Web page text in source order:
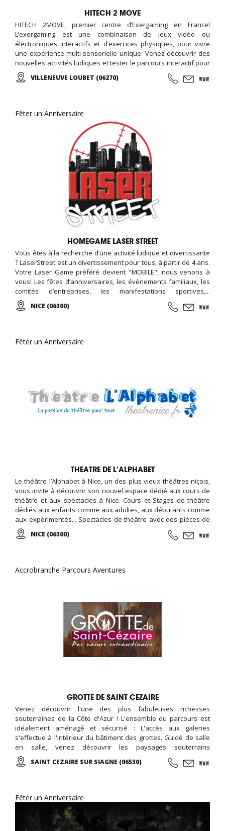
HITECH 2 MOVE
HITECH 2MOVE, premier centre d’Exergaming en France!
L’exergaming est une combinaison de jeux vidéo ou
électroniques interactifs et d’exercices physiques, pour vivre
une expérience multi-sensorielle unique. Venez découvrir des
nouvelles activités ludiques et tester le parcours interactif pour
se dépenser sans y penser ! Sol et mur lumineux, courses de
vélos virtuelles, roue d’escalade, plateformes de danses ‘i-
l’anniversaire de votre enfant. (À partir de 4ans).
VILLENEUVE LOUBET (06270)
Fêter un Anniversaire
HOMEGAME LASER STREET
Vous êtes à la recherche d’une activité ludique et divertissante
? LaserStreet est un divertissement pour tous, à partir de 4 ans.
Votre Laser Game préféré devient "MOBILE", nous venons à
vous! Les fêtes d’anniversaires, les événements familiaux, les
comités d’entreprises, les manifestations sportives,...
Contactez-nous !
NICE (06300)
Fêter un Anniversaire
THEATRE DE L’ALPHABET
Le théâtre l’Alphabet à Nice, un des plus vieux théâtres niçois,
vous invite à découvrir son nouvel espace dédié aux cours de
théâtre et aux spectacles à Nice. Cours et Stages de théâtre
dédiés aux enfants comme aux adultes, aux débutants comme
aux expérimentés... Spectacles de théâtre avec des pièces de
théâtre classique et contemporain...
NICE (06300)
Accrobranche Parcours Aventures
GROTTE DE SAINT CEZAIRE
Venez découvrir l'une des plus fabuleuses richesses
souterraines de la Côte d'Azur ! L'ensemble du parcours est
idéalement aménagé et sécurisé : L'accès aux galeries
s'effectue à l'intérieur du bâtiment des grottes. Guidé de salle
en salle, venez découvrir les paysages souterrains
spectaculaires d'un univers grandiose, parfaitement mis en
valeur par un éclairage approprié et discret...
SAINT CEZAIRE SUR SIAGNE (06530)
Fêter un Anniversaire